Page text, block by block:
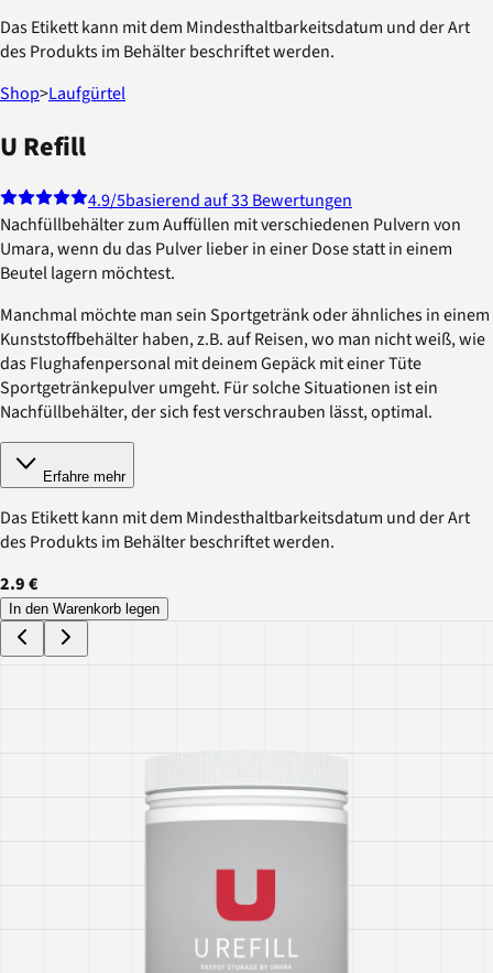
Das Etikett kann mit dem Mindesthaltbarkeitsdatum und der Art
des Produkts im Behälter beschriftet werden.
Shop>Laufgürtel
U Refill
4.9/5basierend auf 33 Bewertungen
Nachfüllbehälter zum Auffüllen mit verschiedenen Pulvern von
Umara, wenn du das Pulver lieber in einer Dose statt in einem
Beutel lagern möchtest.
Manchmal möchte man sein Sportgetränk oder ähnliches in einem
Kunststoffbehälter haben, z.B. auf Reisen, wo man nicht weiß, wie
das Flughafenpersonal mit deinem Gepäck mit einer Tüte
Sportgetränkepulver umgeht. Für solche Situationen ist ein
Nachfüllbehälter, der sich fest verschrauben lässt, optimal.
Erfahre mehr
Das Etikett kann mit dem Mindesthaltbarkeitsdatum und der Art
des Produkts im Behälter beschriftet werden.
2.9 €
In den Warenkorb legen